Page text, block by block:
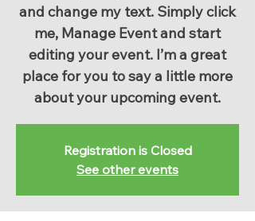
and change my text. Simply click
me, Manage Event and start
editing your event. I’m a great
place for you to say a little more
about your upcoming event.
Registration is Closed
See other events